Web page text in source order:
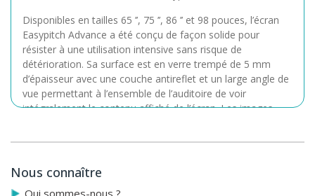
Disponibles en tailles 65 ’’, 75 ’’, 86 ’’ et 98 pouces, l’écran
Easypitch Advance a été conçu de façon solide pour
résister à une utilisation intensive sans risque de
détérioration. Sa surface est en verre trempé de 5 mm
d’épaisseur avec une couche antireflet et un large angle de
vue permettant à l’ensemble de l’auditoire de voir
intégralement le contenu affiché de l’écran. Les images
incomparable.
Nous connaître
Qui sommes-nous ?